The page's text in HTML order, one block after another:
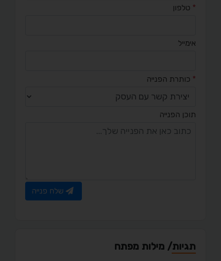
* טלפון
אימייל
* כותרת הפנייה
תוכן הפנייה
שלח פנייה
תגיות/ מילות מפתח